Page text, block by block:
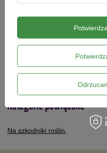
Odmierzyć7 ml preparatu i
Aplikować wyłącznie na
opryskiwacza. Polysect
zauważeniu szkodnika, bądź
obecności.
Skład
65 WP 5g
12,09 zł
Kategorie powiązane
Na szkodniki roślin